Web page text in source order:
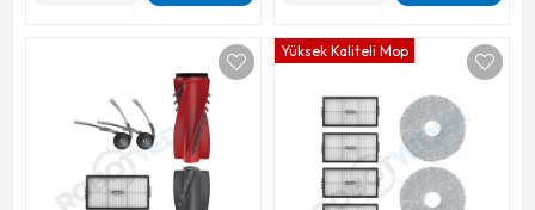
Yüksek Kaliteli Mop